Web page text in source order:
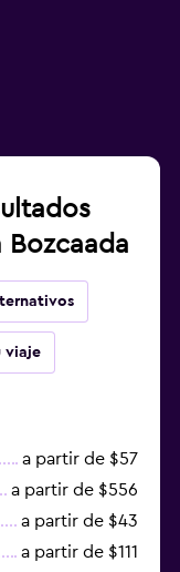
viaje
a partir de $57
a partir de $556
a partir de $43
a partir de $111